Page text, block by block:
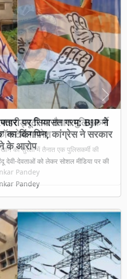
ड्यूटी पर तैनात पुलिसकर्मी
गणेश
की सुरक्षा में तैनात एक पुलिसकर्मी की
Pandey
Next